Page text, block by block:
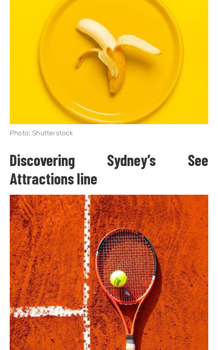
Photo: Shutterstock
Discovering Sydney’s See
Attractions line